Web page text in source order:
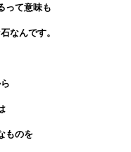
って意味も
なんです。
ものを